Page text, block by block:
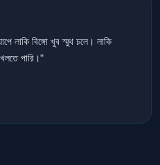
লাকি বিঙ্গো খুব স্মুথ চলে। লাকি
পারি।"